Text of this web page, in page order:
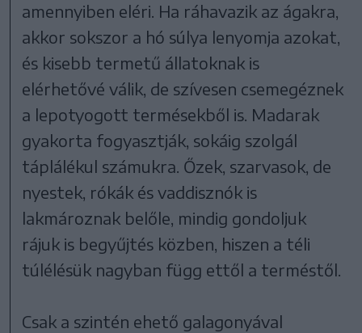
amennyiben eléri. Ha ráhavazik az ágakra,
akkor sokszor a hó súlya lenyomja azokat,
és kisebb termetű állatoknak is
elérhetővé válik, de szívesen csemegéznek
a lepotyogott termésekből is. Madarak
gyakorta fogyasztják, sokáig szolgál
táplálékul számukra. Őzek, szarvasok, de
nyestek, rókák és vaddisznók is
lakmároznak belőle, mindig gondoljuk
rájuk is begyűjtés közben, hiszen a téli
túlélésük nagyban függ ettől a terméstől.
Csak a szintén ehető galagonyával